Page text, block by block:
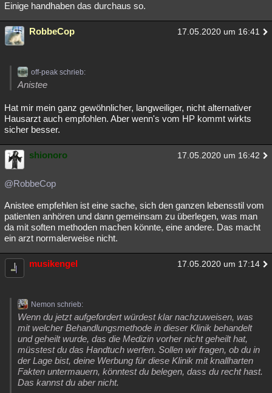
Einige handhaben das durchaus so.
RobbeCop 17.05.2020 um 16:41
off-peak schrieb:
Anistee
Hat mir mein ganz gewöhnlicher, langweiliger, nicht alternativer
Hausarzt auch empfohlen. Aber wenn's vom HP kommt wirkts
sicher besser.
shionoro 17.05.2020 um 16:42
@RobbeCop
Anistee empfehlen ist eine sache, sich den ganzen lebensstil vom
patienten anhören und dann gemeinsam zu überlegen, was man
da mit soften methoden machen könnte, eine andere. Das macht
ein arzt normalerweise nicht.
musikengel 17.05.2020 um 17:14
Nemon schrieb:
Wenn du jetzt aufgefordert würdest klar nachzuweisen, was
mit welcher Behandlungsmethode in dieser Klinik behandelt
und geheilt wurde, das die Medizin vorher nicht geheilt hat,
müsstest du das Handtuch werfen. Sollen wir fragen, ob du in
der Lage bist, deine Werbung für diese Klinik mit knallharten
Fakten untermauern, könntest du belegen, dass du recht hast.
Das kannst du aber nicht.